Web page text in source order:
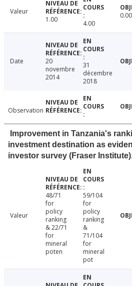
Valeur
1.00
4.00
0.00
Date
20
novembre
2014
31
décembre
2018
Observation
Improvement in Tanzania's
investment destination as
investor survey (Fraser
Valeur
48/71
for
policy
ranking
& 22/71
for
mineral
poten
59/104
for
policy
ranking
&
71/104
for
mineral
pot